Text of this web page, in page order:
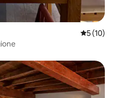
5 (10)